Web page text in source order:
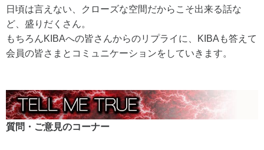
日頃は言えない、クローズな空間だからこそ出来る話な
ど、盛りだくさん。
もちろんKIBAへの皆さんからのリプライに、KIBAも答えて
会員の皆さまとコミュニケーションをしていきます。
質問・ご意見のコーナー